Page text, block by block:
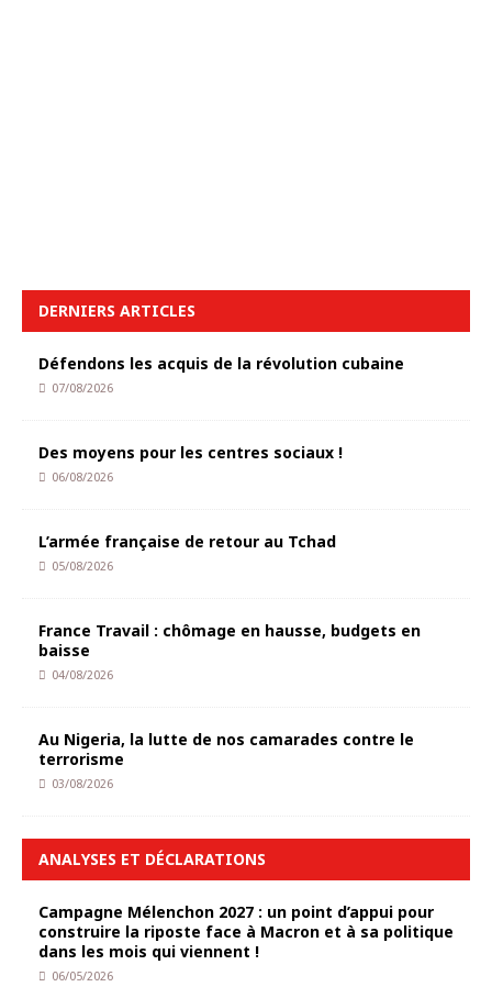
DERNIERS ARTICLES
Défendons les acquis de la révolution cubaine
07/08/2026
Des moyens pour les centres sociaux !
06/08/2026
L’armée française de retour au Tchad
05/08/2026
France Travail : chômage en hausse, budgets en
baisse
04/08/2026
Au Nigeria, la lutte de nos camarades contre le
terrorisme
03/08/2026
ANALYSES ET DÉCLARATIONS
Campagne Mélenchon 2027 : un point d’appui pour
construire la riposte face à Macron et à sa politique
dans les mois qui viennent !
06/05/2026